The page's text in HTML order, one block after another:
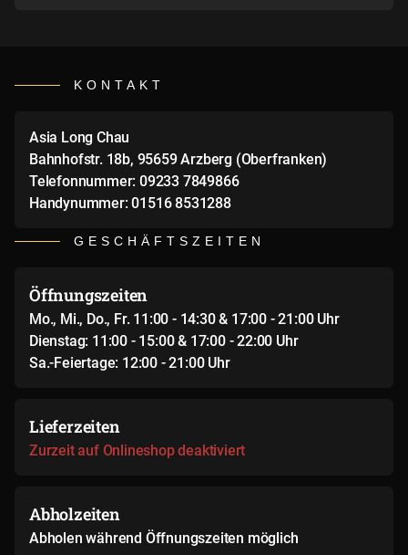
KONTAKT
Asia Long Chau
Bahnhofstr. 18b, 95659 Arzberg (Oberfranken)
Telefonnummer: 09233 7849866
Handynummer: 01516 8531288
GESCHÄFTSZEITEN
Öffnungszeiten
Mo., Mi., Do., Fr. 11:00 - 14:30 & 17:00 - 21:00 Uhr
Dienstag: 11:00 - 15:00 & 17:00 - 22:00 Uhr
Sa.-Feiertage: 12:00 - 21:00 Uhr
Lieferzeiten
Zurzeit auf Onlineshop deaktiviert
Abholzeiten
Abholen während Öffnungszeiten möglich